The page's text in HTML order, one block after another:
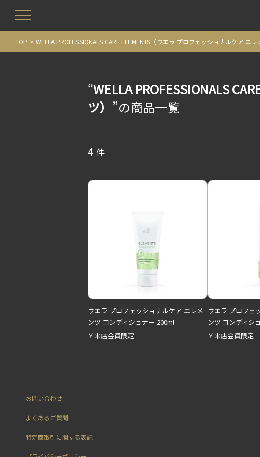
TOP WELLA PROFESSIONALS CARE ELEMENTS（ウエラ プロフェッショナルケア エレ
“WELLA PROFESSIONALS
ツ） ”の商品一覧
4 件
ウエラ プロフェッショナルケア エレメ
ンツ コンディショナー 200ml
￥来店会員限定
ウエラ プロフェ
ンツ コンディシ
￥来店会員限定
お問い合わせ
よくあるご質問
特定商取引に関する表記